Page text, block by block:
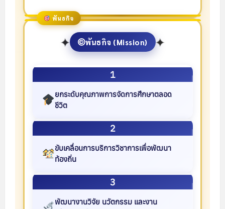
พันธกิจ
✦ พันธกิจ (Mission) ✦
1
ยกระดับคุณภาพการจัดการศึกษาตลอด
ชีวิต
2
ขับเคลื่อนการบริการวิชาการเพื่อพัฒนา
ท้องถิ่น
3
พัฒนางานวิจัย นวัตกรรม และงาน